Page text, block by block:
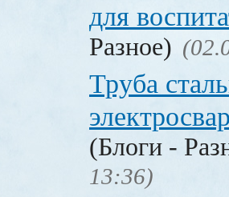
для
Разное)
Труба
(Блоги -
13:36)